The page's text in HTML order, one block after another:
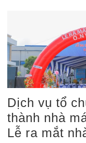
Dịch vụ tổ
thành nhà
Lễ ra mắt